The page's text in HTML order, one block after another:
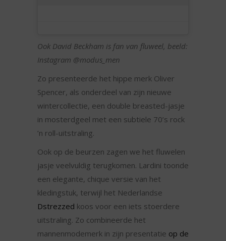
Ook David Beckham is fan van fluweel, beeld:
Instagram @modus_men
Zo presenteerde het hippe merk Oliver
Spencer, als onderdeel van zijn nieuwe
wintercollectie, een double breasted-jasje
in mosterdgeel met een subtiele 70’s rock
’n roll-uitstraling.
Ook op de beurzen zagen we het fluwelen
jasje veelvuldig terugkomen. Lardini toonde
een elegante, chique versie van het
kledingstuk, terwijl het Nederlandse
Dstrezzed koos voor een iets stoerdere
uitstraling. Zo combineerde het
mannenmodemerk in zijn presentatie op de